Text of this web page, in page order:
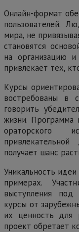
Онлайн-формат
пользователей.
мира, не
становятся
на организацию
привлекает тех,
Курсы
востребованы в
говорить
жизни. Программа
ораторского
получает шанс
Уникальность
примерах.
выступления
курсы от
их ценность для
проект обретает